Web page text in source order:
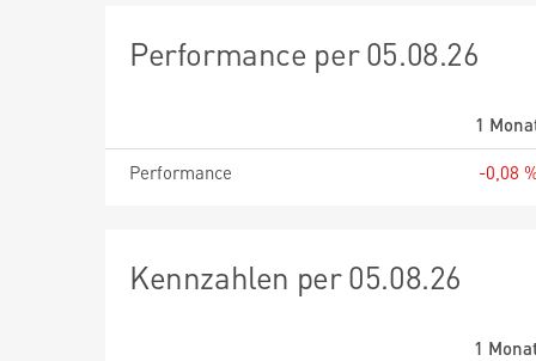
Performance per 05.08.26
1
Performance
-0,08
Kennzahlen per 05.08.26
1